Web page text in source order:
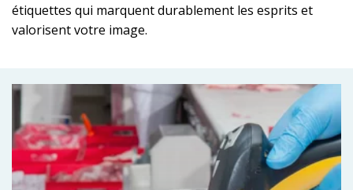
étiquettes qui marquent durablement les esprits et
valorisent votre image.